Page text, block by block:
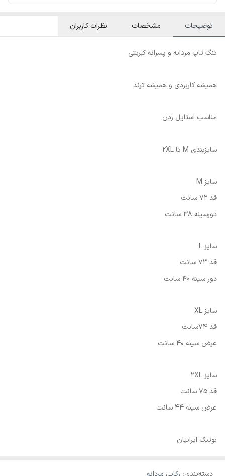
توضیحات مشخصات نظرات کاربران
تنگ تاپ مردانه و پسرانه کبریتی
همیشه کاربردی و همیشه ترند
مناسب استایل زدن
سایزبندی M تا 2XL
سایز M
قد 72 سانت
دورسینه 38 سانت
سایز L
قد 73 سانت
دور سینه 40 سانت
سایز XL
قد 74سانت
عرض سینه 40 سانت
سایز 2XL
قد 75 سانت
عرض سینه 44 سانت
بوتیک ایرانیان